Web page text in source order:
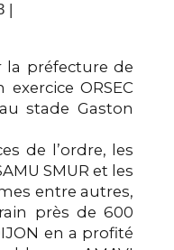
|
la préfecture de
ORSEC
stade Gaston
de l’ordre, les
SMUR et les
entre autres,
près de 600
en a profité